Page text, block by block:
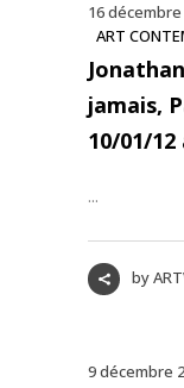
16 décembre
ART
jamais,
10/01/12
...
by
9 décembre